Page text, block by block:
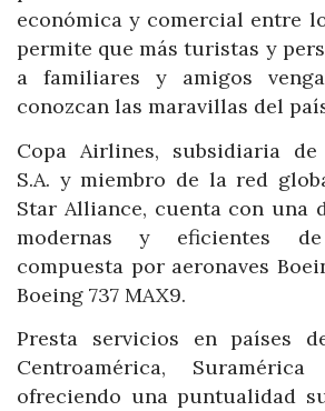
económica y comercial entre
permite que más turistas y
a familiares y amigos
conozcan las maravillas del
Copa Airlines, subsidiaria
S.A. y miembro de la red
Star Alliance, cuenta con una
modernas y eficientes
compuesta por aeronaves
Boeing 737 MAX9.
Presta servicios en países
Centroamérica,
ofreciendo una puntualidad